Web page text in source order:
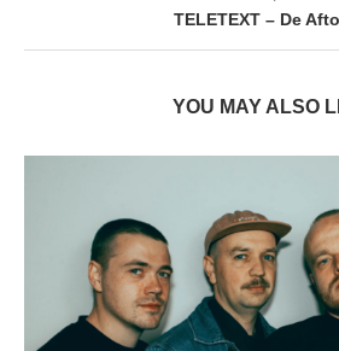
TELETEXT – De
YOU MAY ALSO